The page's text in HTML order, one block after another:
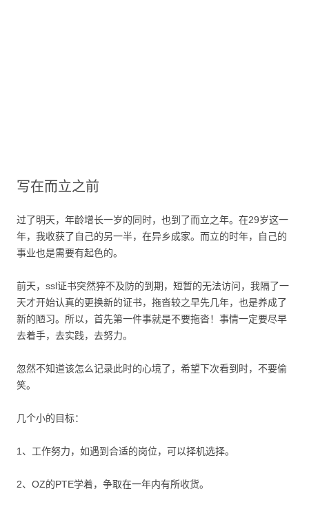
写在而立之前
过了明天，年龄增长一岁的同时，也到了而立之年。在29岁这一
年，我收获了自己的另一半，在异乡成家。而立的时年，自己的
事业也是需要有起色的。
前天，ssl证书突然猝不及防的到期，短暂的无法访问，我隔了一
天才开始认真的更换新的证书，拖沓较之早先几年，也是养成了
新的陋习。所以，首先第一件事就是不要拖沓！事情一定要尽早
去着手，去实践，去努力。
忽然不知道该怎么记录此时的心境了，希望下次看到时，不要偷
笑。
几个小的目标：
1、工作努力，如遇到合适的岗位，可以择机选择。
2、OZ的PTE学着，争取在一年内有所收货。